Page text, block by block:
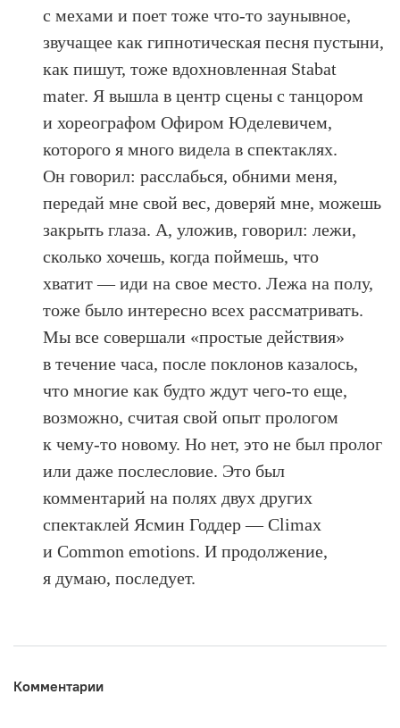
с мехами и поет тоже что-то заунывное,
звучащее как гипнотическая песня пустыни,
как пишут, тоже вдохновленная Stabat
mater. Я вышла в центр сцены с танцором
и хореографом Офиром Юделевичем,
которого я много видела в спектаклях.
Он говорил: расслабься, обними меня,
передай мне свой вес, доверяй мне, можешь
закрыть глаза. А, уложив, говорил: лежи,
сколько хочешь, когда поймешь, что
хватит — иди на свое место. Лежа на полу,
тоже было интересно всех рассматривать.
Мы все совершали «простые действия»
в течение часа, после поклонов казалось,
что многие как будто ждут чего-то еще,
возможно, считая свой опыт прологом
к чему-то новому. Но нет, это не был пролог
или даже послесловие. Это был
комментарий на полях двух других
спектаклей Ясмин Годдер — Climax
и Common emotions. И продолжение,
я думаю, последует.
Комментарии